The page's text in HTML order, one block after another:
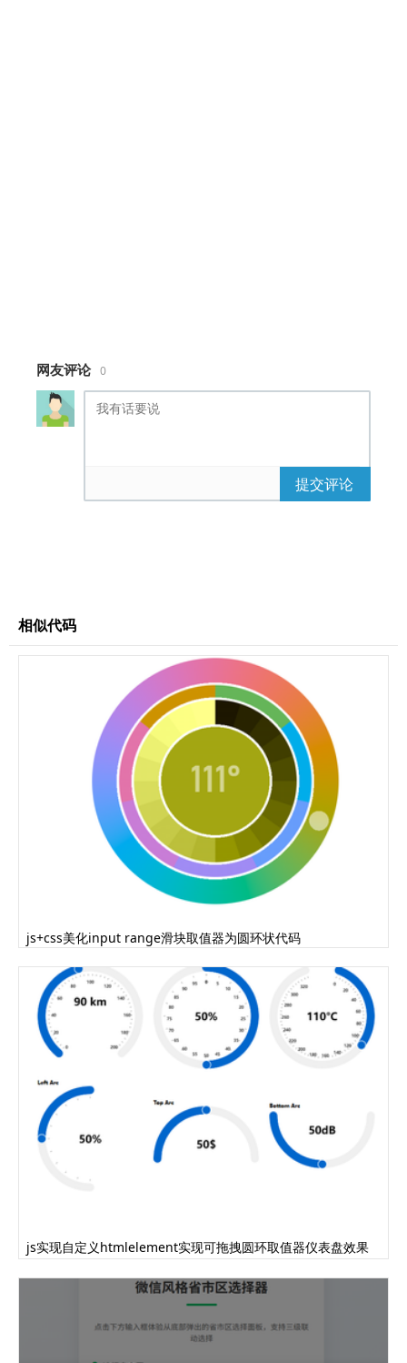
-webkit-transform:
translateY(-50%) translateX(-50%);
transform: translateY(-50%)
border-radius: 5px;
}
section.calendar form {
position: relative;
display: flex;
flex-direction: row;
flex-wrap: wrap;
align-items: flex-start;
align-content: flex-start;
}
section.calendar form label.weekday {
display: inline-block;
width: 25px;
margin: 8px;
text-align: center;
color: #999;
section.calendar form form {
padding: 0;
}
secti.........完整代码请登录后点击上方下载
按钮下载查看
网友评论 0
提交评论
相似代码
js+css美化input range滑块取值器为圆环状代码
js实现自定义htmlelement实现可拖拽圆环取值器仪表盘效果